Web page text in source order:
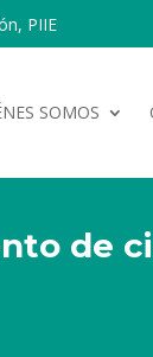
PIIE
SOMOS
de